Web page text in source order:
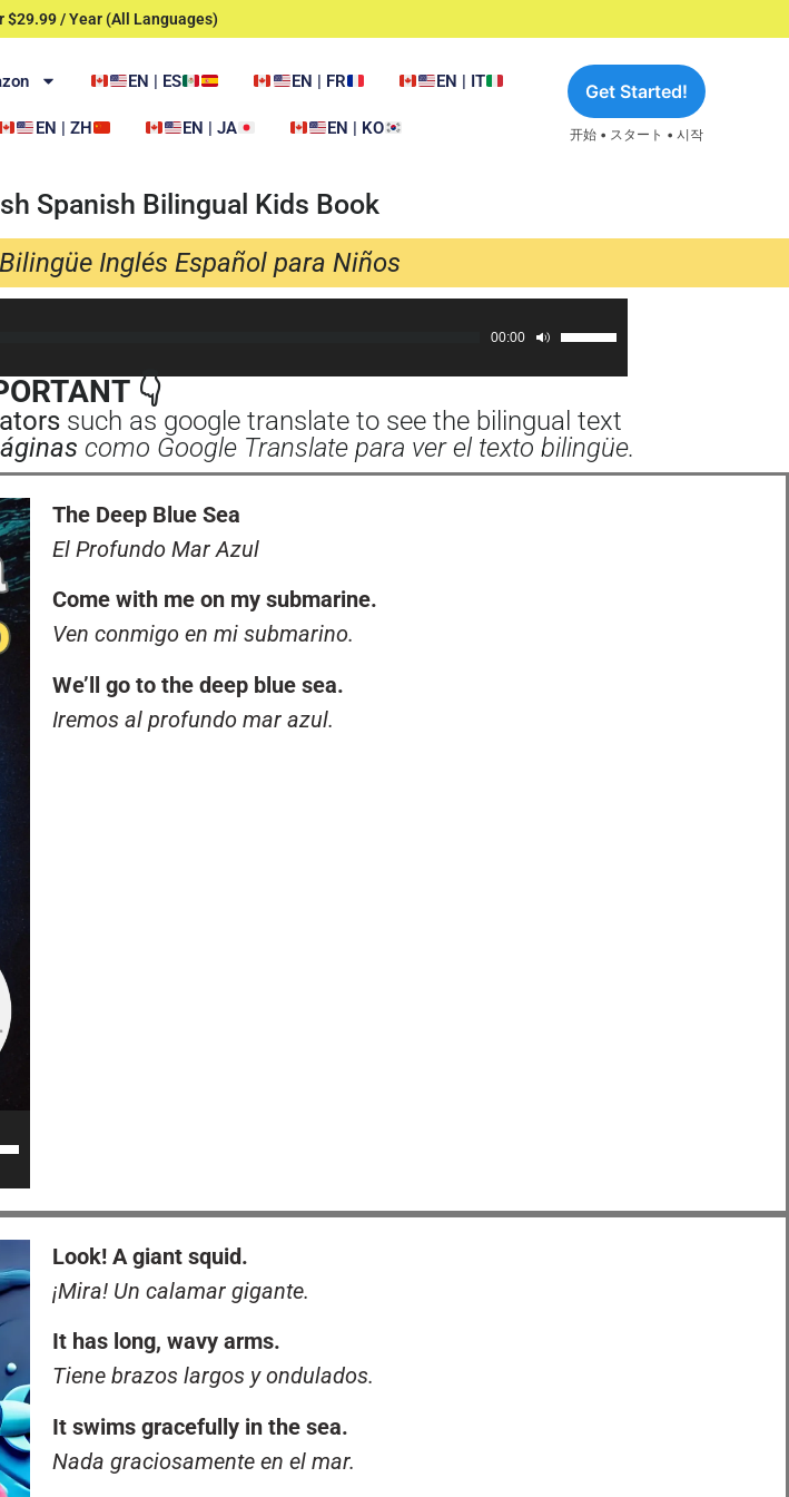
$29.99 / Year (All Languages)
EN | ES EN | FR EN | IT
EN | ZH EN | JA EN | KO
Get Started!
开始 • スタート • 시작
Spanish Bilingual Kids Book
Inglés Español para Niños
00:00
Use
keys
to
increase
👇
such as google translate to see the bilingual text
como Google Translate para ver el texto bilingüe.
The Deep Blue Sea
El Profundo Mar Azul
Come with me on my submarine.
Ven conmigo en mi submarino.
We’ll go to the deep blue sea.
Iremos al profundo mar azul.
Look! A giant squid.
¡Mira! Un calamar gigante.
It has long, wavy arms.
Tiene brazos largos y ondulados.
It swims gracefully in the sea.
Nada graciosamente en el mar.